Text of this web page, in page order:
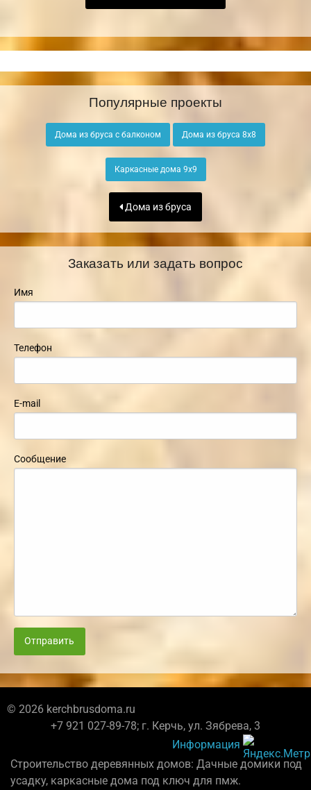
Популярные проекты
Дома из бруса с балконом Дома из бруса 8х8
Каркасные дома 9х9
Дома из бруса
Заказать или задать вопрос
Имя
Телефон
E-mail
Сообщение
Отправить
© 2026 kerchbrusdoma.ru
+7 921 027-89-78; г. Керчь, ул. Зябрева, 3
Информация
Строительство деревянных домов: Дачные домики под
усадку, каркасные дома под ключ для пмж.